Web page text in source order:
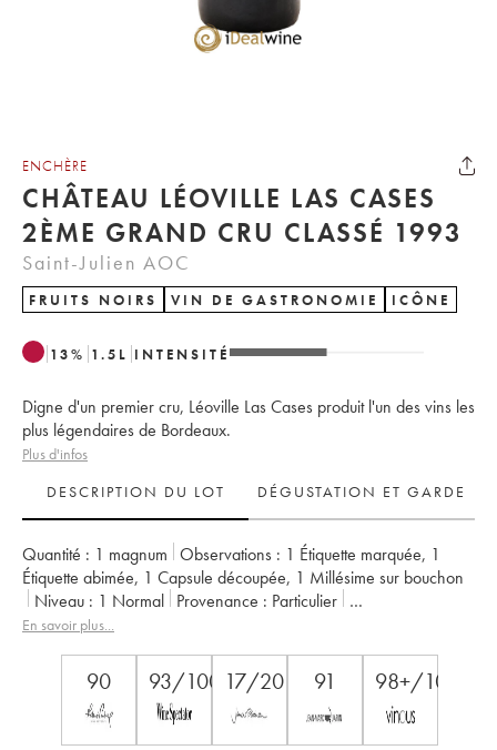
ENCHÈRE
CHÂTEAU LÉOVILLE LAS CASES
2ÈME GRAND CRU CLASSÉ 1993
Saint-Julien AOC
FRUITS NOIRS VIN DE GASTRONOMIE ICÔNE
13% 1.5 L INTENSITÉ
Digne d'un premier cru, Léoville Las Cases produit l'un des vins les
plus légendaires de Bordeaux.
Plus d'infos
DESCRIPTION DU LOT
DÉGUSTATION ET GARDE
Quantité : 1 magnum Observations : 1 Étiquette marquée, 1
Étiquette abimée, 1 Capsule découpée, 1 Millésime sur bouchon
Niveau : 1 Normal Provenance : particulier
TVA récupérable :
Propriétaire :
SC du Ch. Léoville Las Cases (Consorts Delon)
En savoir plus...
90 93/100 17/20 91 98+/100